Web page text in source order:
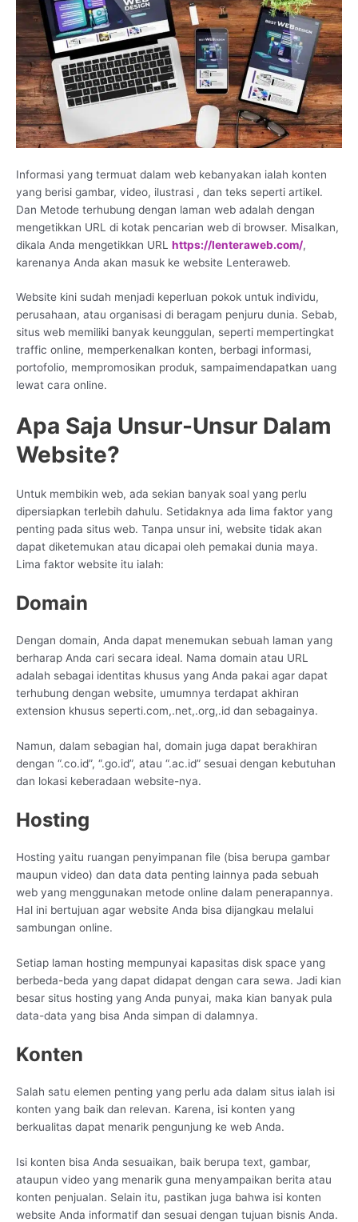
Informasi yang termuat dalam web kebanyakan ialah konten
yang berisi gambar, video, ilustrasi , dan teks seperti artikel.
Dan Metode terhubung dengan laman web adalah dengan
mengetikkan URL di kotak pencarian web di browser. Misalkan,
dikala Anda mengetikkan URL https://lenteraweb.com/,
karenanya Anda akan masuk ke website Lenteraweb.
Website kini sudah menjadi keperluan pokok untuk individu,
perusahaan, atau organisasi di beragam penjuru dunia. Sebab,
situs web memiliki banyak keunggulan, seperti mempertingkat
traffic online, memperkenalkan konten, berbagi informasi,
portofolio, mempromosikan produk, sampaimendapatkan uang
lewat cara online.
Apa Saja Unsur-Unsur Dalam
Website?
Untuk membikin web, ada sekian banyak soal yang perlu
dipersiapkan terlebih dahulu. Setidaknya ada lima faktor yang
penting pada situs web. Tanpa unsur ini, website tidak akan
dapat diketemukan atau dicapai oleh pemakai dunia maya.
Lima faktor website itu ialah:
Domain
Dengan domain, Anda dapat menemukan sebuah laman yang
berharap Anda cari secara ideal. Nama domain atau URL
adalah sebagai identitas khusus yang Anda pakai agar dapat
terhubung dengan website, umumnya terdapat akhiran
extension khusus seperti.com,.net,.org,.id dan sebagainya.
Namun, dalam sebagian hal, domain juga dapat berakhiran
dengan “.co.id”, “.go.id”, atau “.ac.id” sesuai dengan kebutuhan
dan lokasi keberadaan website-nya.
Hosting
Hosting yaitu ruangan penyimpanan file (bisa berupa gambar
maupun video) dan data data penting lainnya pada sebuah
web yang menggunakan metode online dalam penerapannya.
Hal ini bertujuan agar website Anda bisa dijangkau melalui
sambungan online.
Setiap laman hosting mempunyai kapasitas disk space yang
berbeda-beda yang dapat didapat dengan cara sewa. Jadi kian
besar situs hosting yang Anda punyai, maka kian banyak pula
data-data yang bisa Anda simpan di dalamnya.
Konten
Salah satu elemen penting yang perlu ada dalam situs ialah isi
konten yang baik dan relevan. Karena, isi konten yang
berkualitas dapat menarik pengunjung ke web Anda.
Isi konten bisa Anda sesuaikan, baik berupa text, gambar,
ataupun video yang menarik guna menyampaikan berita atau
konten penjualan. Selain itu, pastikan juga bahwa isi konten
website Anda informatif dan sesuai dengan tujuan bisnis Anda.